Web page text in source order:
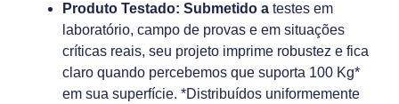
Produto Testado: Submetido a testes em
laboratório, campo de provas e em situações
críticas reais, seu projeto imprime robustez e fica
claro quando percebemos que suporta 100 Kg*
em sua superfície. *Distribuídos uniformemente